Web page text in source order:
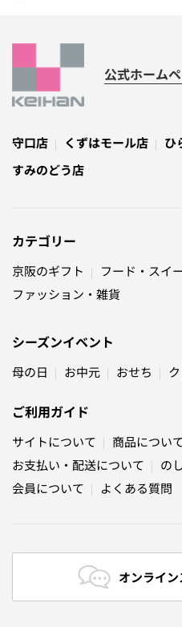
公式ホーム
守口店 くずはモール店 ひ
すみのどう店
カテゴリー
京阪のギフト フード・スイ
ファッション・雑貨
シーズンイベント
母の日 お中元 おせち
ご利用ガイド
サイトについて 商品につい
お支払い・配送について
の
会員について
よくある質問
オンライ